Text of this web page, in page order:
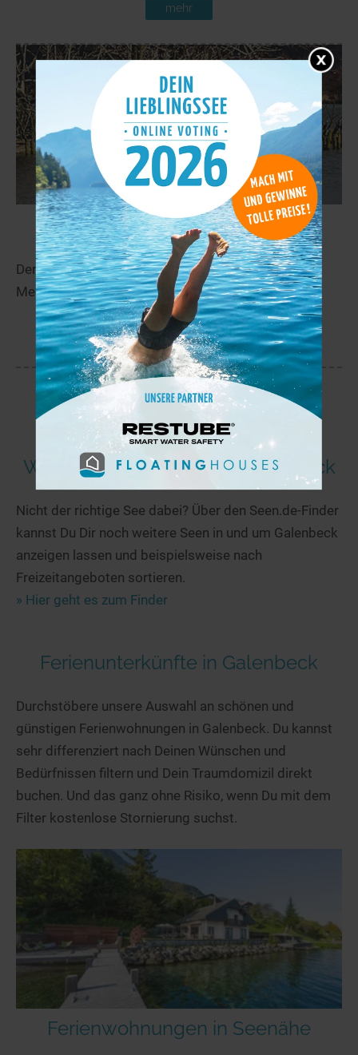
mehr
Lieps 40,4 km
Der Lieps liegt in der Nähe von Hohenzieritz in
Mecklenburg-Vorpommern.
mehr
Weitere Seen in und um Galenbeck
Nicht der richtige See dabei? Über den Seen.de-Finder
kannst Du Dir noch weitere Seen in und um Galenbeck
anzeigen lassen und beispielsweise nach
Freizeitangeboten sortieren.
» Hier geht es zum Finder
Ferienunterkünfte in Galenbeck
Durchstöbere unsere Auswahl an schönen und
günstigen Ferienwohnungen in Galenbeck. Du kannst
sehr differenziert nach Deinen Wünschen und
Bedürfnissen filtern und Dein Traumdomizil direkt
buchen. Und das ganz ohne Risiko, wenn Du mit dem
Filter kostenlose Stornierung suchst.
Ferienwohnungen in Seenähe